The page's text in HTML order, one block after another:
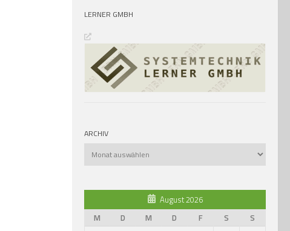
LERNER GMBH
ARCHIV
August 2026
M
D M D F S
S